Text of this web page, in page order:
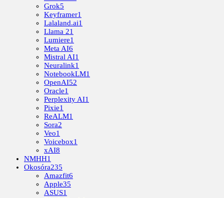
Grok5
Keyframer1
Lalaland.ai1
Llama 21
Lumiere1
Meta AI6
Mistral AI1
Neuralink1
NotebookLM1
OpenAI52
Oracle1
Perplexity AI1
Pixie1
ReALM1
Sora2
Veo1
Voicebox1
xAI8
NMHH1
Okosóra235
Amazfit6
Apple35
ASUS1